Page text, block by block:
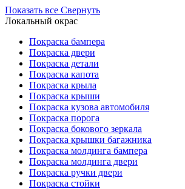
Показать все Свернуть
Локальный окрас
Покраска бампера
Покраска двери
Покраска детали
Покраска капота
Покраска крыла
Покраска крыши
Покраска кузова автомобиля
Покраска порога
Покраска бокового зеркала
Покраска крышки багажника
Покраска молдинга бампера
Покраска молдинга двери
Покраска ручки двери
Покраска стойки